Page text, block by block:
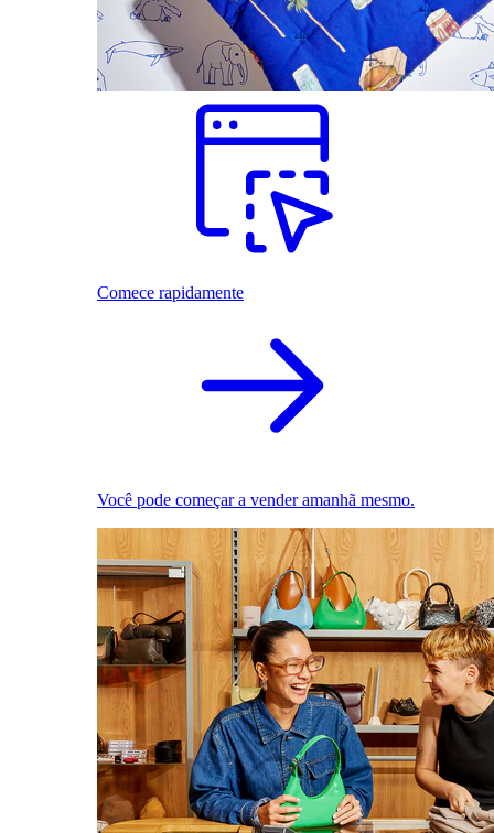
Comece rapidamente
Você pode começar a vender amanhã mesmo.